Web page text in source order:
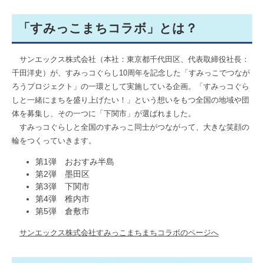
「すみっこまちコラボ」とは？
サンエックス株式会社（本社：東京都千代田区、代表取締役社長：
千田洋史）が、すみっコぐらし10周年を記念した「すみっこでつなが
ろうプロジェクト」の一環として実施している企画。「すみっコぐら
しと一緒にまちを盛り上げたい！」という想いをもつ全国の地域や団
体を募集し、その一つに「下関市」が選ばれました。
すみっコぐらしと全国のすみっこ同士がつながって、大きな笑顔の
輪をつくっていきます。
第1弾 おおすみ半島
第2弾 墨田区
第3弾 下関市
第4弾 稚内市
第5弾 倉敷市
サンエックス株式会社すみっこまちまちコラボのページへ